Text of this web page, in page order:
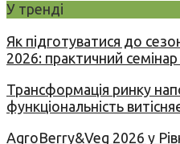
У тренді
Як підготуватися до
2026: практичний
Трансформація ринку
функціональність
AgroBerry&Veg 2026 у